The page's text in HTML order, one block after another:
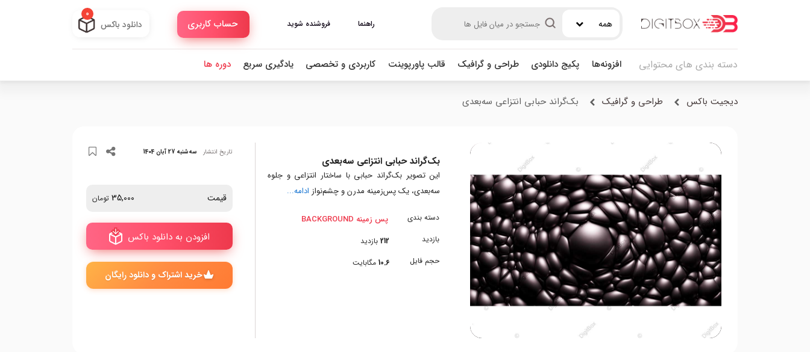
همه راهنما فروشنده شوید حساب کاربری دانلود باکس
0
دسته بندی های محتوایی افزونه‌ها پکیج دانلودی طراحی و گرافیک قالب پاورپوینت کاربردی و تخصصی یادگیری سریع دوره ها
دیجیت باکس طراحی و گرافیک بک‌گراند حبابی انتزاعی سه‌بعدی
بک‌گراند حبابی انتزاعی سه‌بعدی
این تصویر بک‌گراند حبابی با ساختار انتزاعی و جلوه
سه‌بعدی، یک پس‌زمینه مدرن و چشم‌نواز ادامه...
دسته بندی
بازدید
حجم فایل
پس زمینه BACKGROUND
212 بازدید
10.6 مگابایت
تاریخ انتشار سه‌شنبه 27 آبان 1404
قیمت 35,000 تومان
افزودن به دانلود باکس
خرید اشتراک و دانلود رایگان